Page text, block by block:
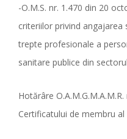
-O.M.S. nr. 1.470 din 20
criteriilor privind
trepte profesionale a
sanitare publice din
Hotărâre
Certificatului de membru al